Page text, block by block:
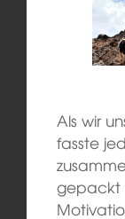
Als wir
fasste
gepackt